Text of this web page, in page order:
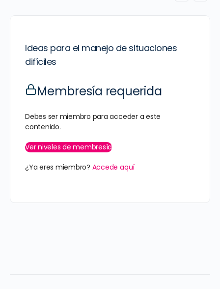
Ideas para el manejo de situaciones
difíciles
Membresía requerida
Debes ser miembro para acceder a este
contenido.
Ver niveles de membresía
¿Ya eres miembro? Accede aquí